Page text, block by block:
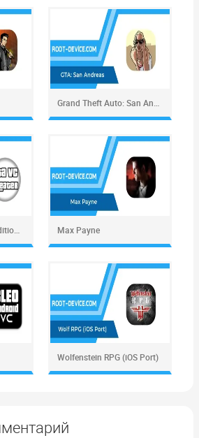
Max Payne
Wolfenstein RPG (iOS Port)